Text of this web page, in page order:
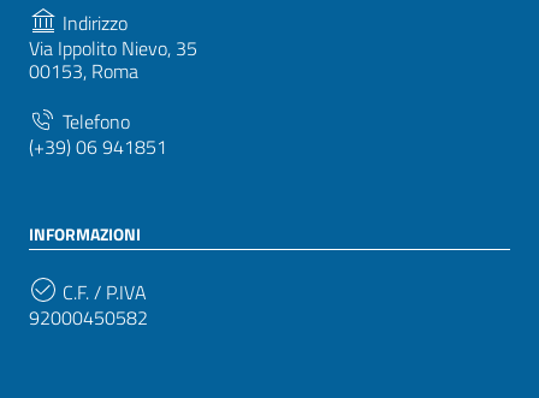
Indirizzo
Via Ippolito Nievo, 35
00153, Roma
Telefono
(+39) 06 941851
INFORMAZIONI
C.F. / P.IVA
92000450582